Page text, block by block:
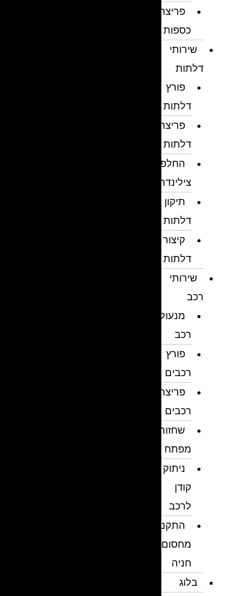
פריצת
כספות
שירותי
דלתות
פורץ
דלתות
פריצת
דלתות
החלפת
צילינדרים
תיקון
דלתות
קיצור
דלתות
שירותי
מנעולן
פורץ
רכבים
פריצת
רכבים
שחזור
מפתח
ניתוק
לרכב
התקנת
מחסום
חניה
בלוג